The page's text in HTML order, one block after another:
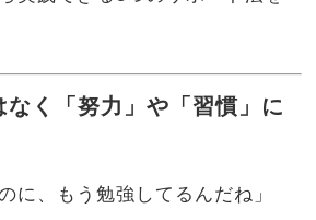
く「努力」や「習慣」に
に、もう勉強してるんだね」